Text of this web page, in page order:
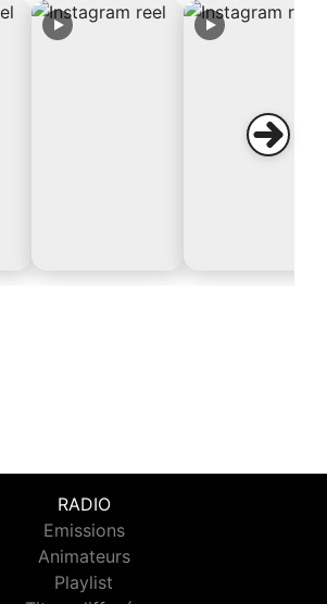
RADIO
Emissions
Animateurs
Playlist